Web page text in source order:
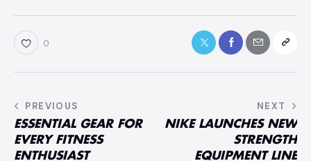
0
NAVEGACIÓN
DE
ENTRADAS
PREVIOUS
ESSENTIAL GEAR FOR
EVERY FITNESS
ENTHUSIAST
NEXT
NIKE LAUNCHES NEW
STRENGTH
EQUIPMENT LINE